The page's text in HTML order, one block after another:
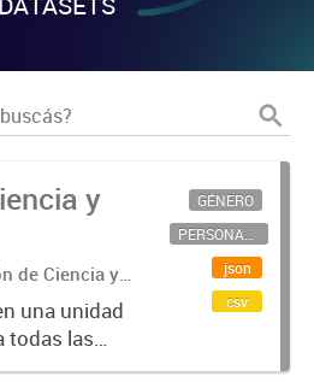
y
de Ciencia y
una unidad
todas las
GÉNERO
PERSONAL CIENTÍFICO-TECNOLÓGICO
json
csv